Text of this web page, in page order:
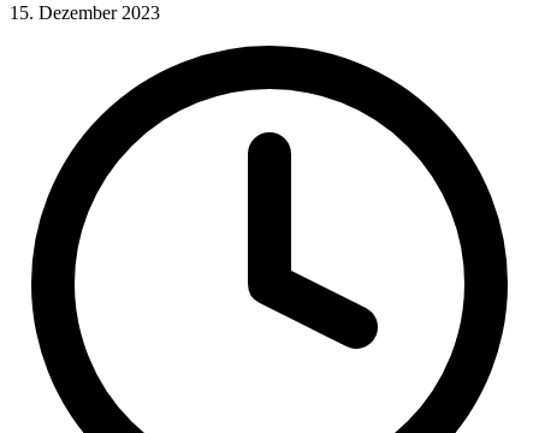
15. Dezember 2023